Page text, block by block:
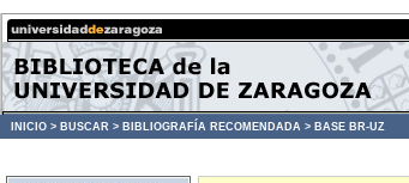
INICIO > BUSCAR > BIBLIOGRAFÍA RECOMENDADA > BASE BR-UZ